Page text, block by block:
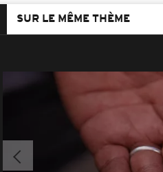
SUR LE MÊME THÈME